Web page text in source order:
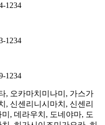
1234
1234
1234
, 오카마치미나미, 가스가
, 신센리니시마치, 신센리
, 데라우치, 도네야마, 도